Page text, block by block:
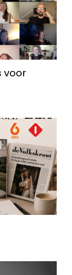
voor